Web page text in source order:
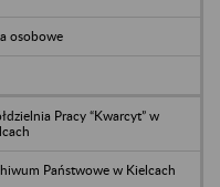
osobowe
Pracy “Kwarcyt” w
Państwowe w Kielcach